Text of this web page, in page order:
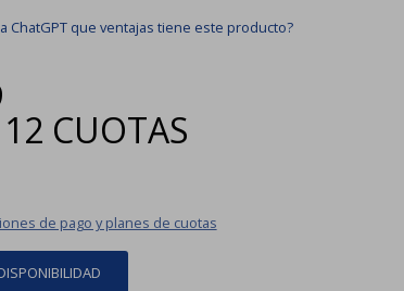
ChatGPT que ventajas tiene este producto?
12 CUOTAS
de pago y planes de cuotas